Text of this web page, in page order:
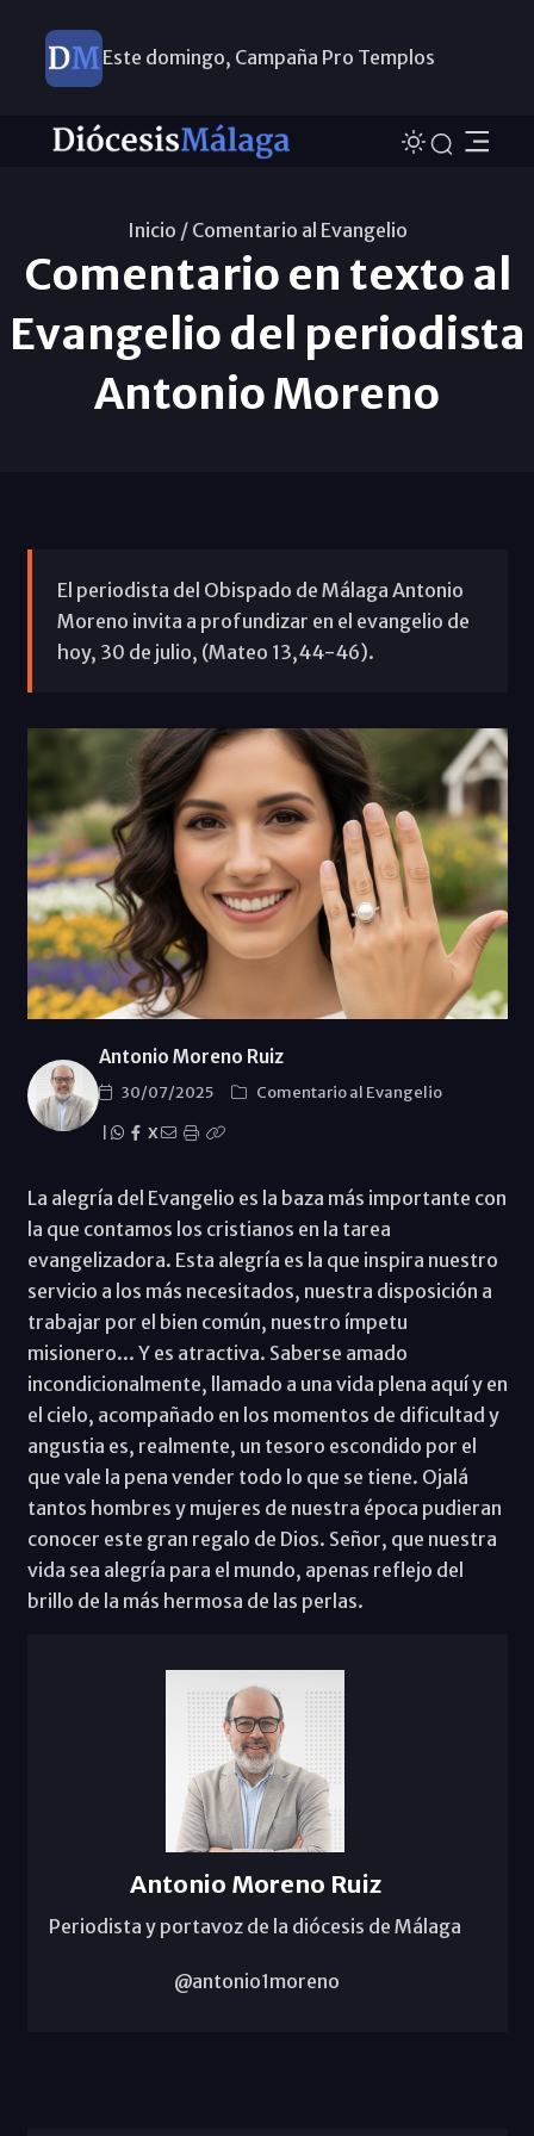
Este domingo, Campaña Pro Templos
Inicio / Comentario al Evangelio
Comentario en texto al
Evangelio del periodista
Antonio Moreno
El periodista del Obispado de Málaga Antonio
Moreno invita a profundizar en el evangelio de
hoy, 30 de julio, (Mateo 13,44-46).
Antonio Moreno Ruiz
30/07/2025
Comentario al Evangelio
X
La alegría del Evangelio es la baza más importante con
la que contamos los cristianos en la tarea
evangelizadora. Esta alegría es la que inspira nuestro
servicio a los más necesitados, nuestra disposición a
trabajar por el bien común, nuestro ímpetu
misionero... Y es atractiva. Saberse amado
incondicionalmente, llamado a una vida plena aquí y en
el cielo, acompañado en los momentos de dificultad y
angustia es, realmente, un tesoro escondido por el
que vale la pena vender todo lo que se tiene. Ojalá
tantos hombres y mujeres de nuestra época pudieran
conocer este gran regalo de Dios. Señor, que nuestra
vida sea alegría para el mundo, apenas reflejo del
brillo de la más hermosa de las perlas.
Antonio Moreno Ruiz
Periodista y portavoz de la diócesis de Málaga
@antonio1moreno